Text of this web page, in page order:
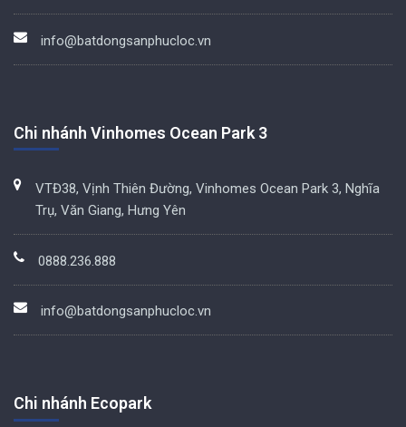
info@batdongsanphucloc.vn
Chi nhánh Vinhomes Ocean Park 3
VTĐ38, Vịnh Thiên Đường, Vinhomes Ocean Park 3, Nghĩa
Trụ, Văn Giang, Hưng Yên
0888.236.888
info@batdongsanphucloc.vn
Chi nhánh Ecopark